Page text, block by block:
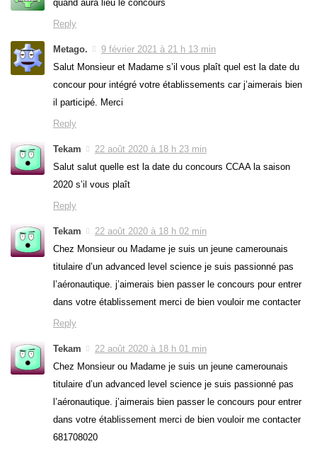
quand aura lieu le concours
Reply
Metago.
9 février 2021 à 21 h 13 min
Salut Monsieur et Madame s’il vous plaît quel est la date du
concour pour intégré votre établissements car j’aimerais bien
il participé. Merci
Reply
Tekam
22 août 2020 à 18 h 23 min
Salut salut quelle est la date du concours CCAA la saison
2020 s’il vous plaît
Reply
Tekam
22 août 2020 à 18 h 02 min
Chez Monsieur ou Madame je suis un jeune camerounais
titulaire d’un advanced level science je suis passionné pas
l’aéronautique. j’aimerais bien passer le concours pour entrer
dans votre établissement merci de bien vouloir me contacter
Reply
Tekam
22 août 2020 à 18 h 01 min
Chez Monsieur ou Madame je suis un jeune camerounais
titulaire d’un advanced level science je suis passionné pas
l’aéronautique. j’aimerais bien passer le concours pour entrer
dans votre établissement merci de bien vouloir me contacter
681708020